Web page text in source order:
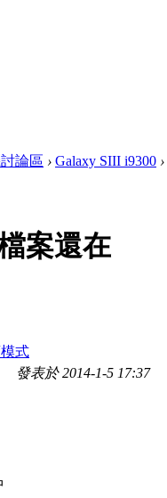
討論區 › Galaxy SIII i9300 ›
案還在
式
發表於 2014-1-5 17:37